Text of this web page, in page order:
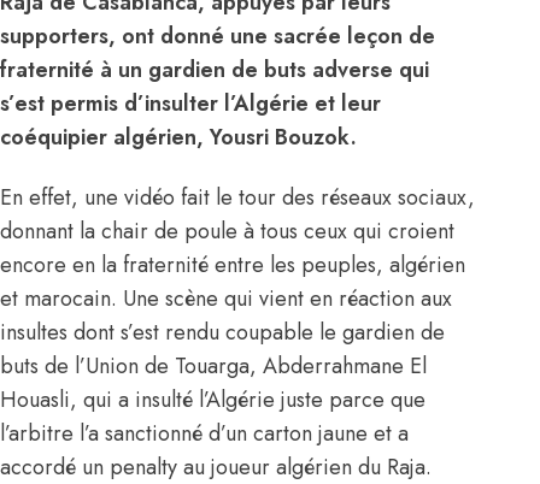
supporters, ont donné une sacrée leçon de
fraternité à un gardien de buts adverse qui
s’est permis d’insulter l’Algérie et leur
coéquipier algérien, Yousri Bouzok.
En effet, une vidéo fait le tour des réseaux sociaux,
donnant la chair de poule à tous ceux qui croient
encore en la fraternité entre les peuples, algérien
et marocain. Une scène qui vient en réaction aux
insultes dont s’est rendu coupable le gardien de
buts de l’Union de Touarga, Abderrahmane El
Houasli, qui a insulté l’Algérie juste parce que
l’arbitre l’a sanctionné d’un carton jaune et a
accordé un penalty au joueur algérien du Raja.